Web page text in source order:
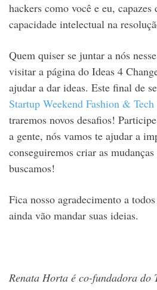
hackers como você e eu, capazes
capacidade intelectual na
Quem quiser se juntar a nós
visitar a página do Ideas 4
ajudar a dar ideas. Este final de
Startup Weekend Fashion & Tech
traremos novos desafios!
a gente, nós vamos te ajudar a
conseguiremos criar as
buscamos!
Fica nosso agradecimento a
ainda vão mandar suas ideias.
Renata Horta é co-fundadora do